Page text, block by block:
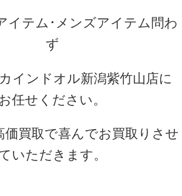
イテム･メンズアイテム問わ
ず
インドオル新潟紫竹山店に
お任せください。
価買取で喜んでお買取りさせ
いただきます。